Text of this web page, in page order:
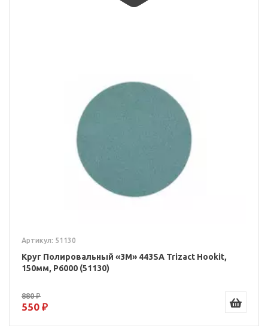
Артикул: 51130
Круг Полировальный «3M» 443SA Trizact Hookit,
150мм, P6000 (51130)
880 ₽
550 ₽